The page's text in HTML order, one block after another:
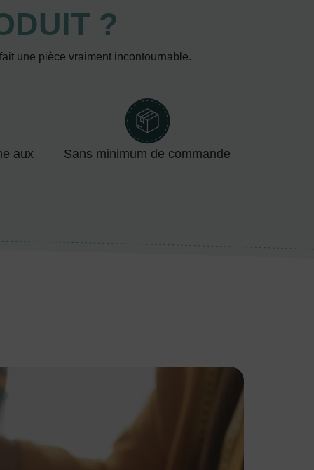
?
une pièce vraiment incontournable.
aux
Sans minimum de commande